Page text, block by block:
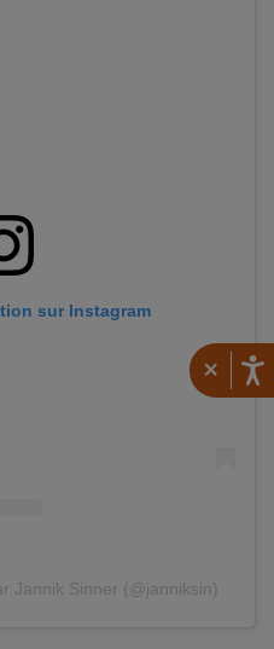
×
sur Instagram
Jannik Sinner (@janniksin)